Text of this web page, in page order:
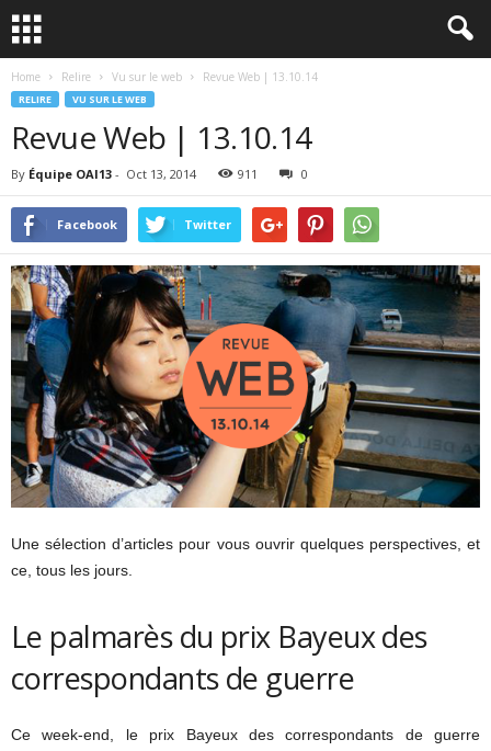
Home Relire Vu sur le web Revue Web | 13.10.14
RELIRE VU SUR LE WEB
Revue Web | 13.10.14
By Équipe OAI13 - Oct 13, 2014 911 0
Facebook Twitter
Une sélection d’articles pour vous ouvrir quelques perspectives, et
ce, tous les jours.
Le palmarès du prix Bayeux des
correspondants de guerre
Ce week-end, le prix Bayeux des correspondants de guerre